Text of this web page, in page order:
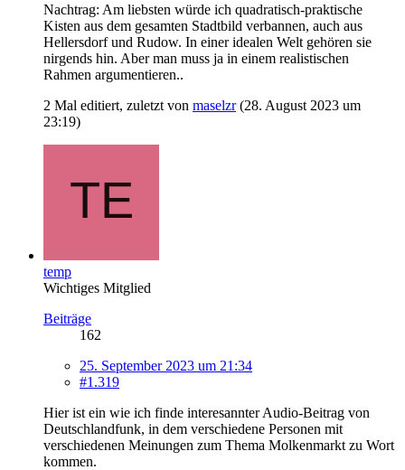
Nachtrag: Am liebsten würde ich quadratisch-praktische
Kisten aus dem gesamten Stadtbild verbannen, auch aus
Hellersdorf und Rudow. In einer idealen Welt gehören sie
nirgends hin. Aber man muss ja in einem realistischen
Rahmen argumentieren..
2 Mal editiert, zuletzt von maselzr(28. August 2023 um
23:19)
temp
Wichtiges Mitglied
Beiträge
162
25. September 2023 um 21:34
#1.319
Hier ist ein wie ich finde interesannter Audio-Beitrag von
Deutschlandfunk, in dem verschiedene Personen mit
verschiedenen Meinungen zum Thema Molkenmarkt zu Wort
kommen.